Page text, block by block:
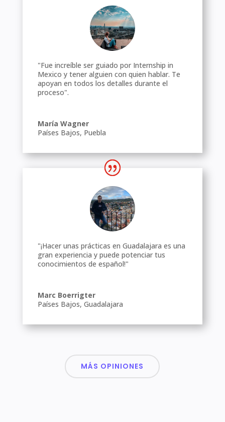
"Fue increíble ser guiado por Internship in
Mexico y tener alguien con quien hablar. Te
apoyan en todos los detalles durante el
proceso".
María Wagner
Países Bajos, Puebla
"¡Hacer unas prácticas en Guadalajara es una
gran experiencia y puede potenciar tus
conocimientos de español!"
Marc Boerrigter
Países Bajos, Guadalajara
MÁS OPINIONES